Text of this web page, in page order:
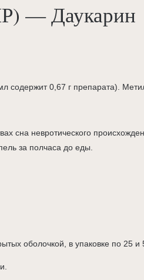
— Даукарин
содержит 0,67 г препарата).
сна невротического
за полчаса до еды.
оболочкой, в упаковке по 25 и